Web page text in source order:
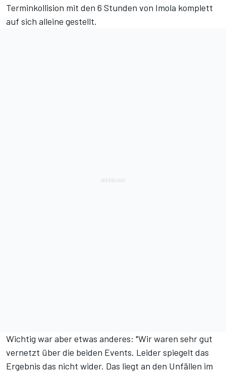
Terminkollision mit den 6 Stunden von Imola komplett
auf sich alleine gestellt.
Wichtig war aber etwas anderes: "Wir waren sehr gut
vernetzt über die beiden Events. Leider spiegelt das
Ergebnis das nicht wider. Das liegt an den Unfällen im